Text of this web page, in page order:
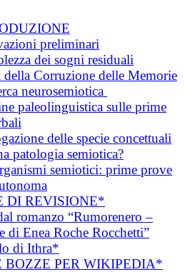
preliminari
dei sogni residuali
della Corruzione delle Memorie
neurosemiotica
paleolinguistica sulle prime
delle specie concettuali
patologia semiotica?
semiotici: prime prove
DI REVISIONE*
romanzo “Rumorenero –
di Enea Roche Rocchetti”
di Ithra*
BOZZE PER WIKIPEDIA*